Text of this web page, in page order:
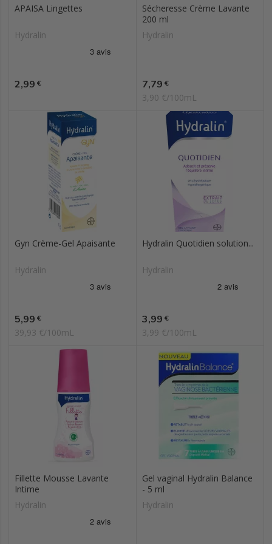
APAISA Lingettes
Hydralin
Prix
2,99 €
Sécheresse Crème Lavante
200 ml
Hydralin
Prix
7,79 €
3,90 €/100mL
Gyn Crème-Gel Apaisante
Hydralin
Prix
5,99 €
39,93 €/100mL
Hydralin Quotidien solution...
Hydralin
Prix
3,99 €
3,99 €/100mL
Fillette Mousse Lavante
Intime
Hydralin
Gel vaginal Hydralin Balance
- 5 ml
Hydralin